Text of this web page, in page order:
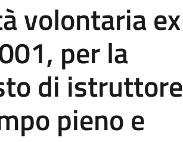
volontaria ex
per la
di istruttore
pieno e